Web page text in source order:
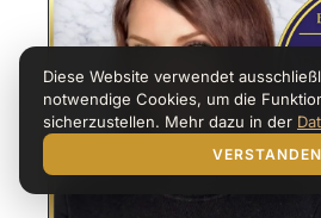
Diese Website verwendet
notwendige Cookies, um die
sicherzustellen. Mehr dazu in der
VERSTANDEN